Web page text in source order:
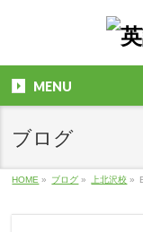
MENU
ブログ
HOME » ブログ » 上北沢校 »